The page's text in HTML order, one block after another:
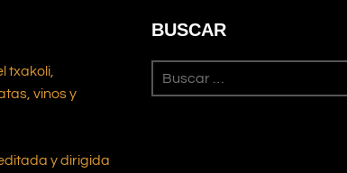
txakoli,
vinos y
y dirigida
BUSCAR
Buscar: